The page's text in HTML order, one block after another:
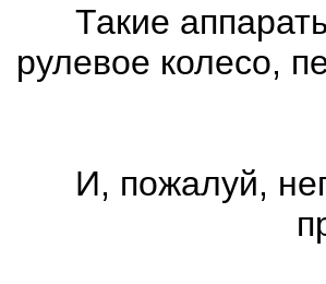
Такие
рулевое колесо,
И, пожалуй,